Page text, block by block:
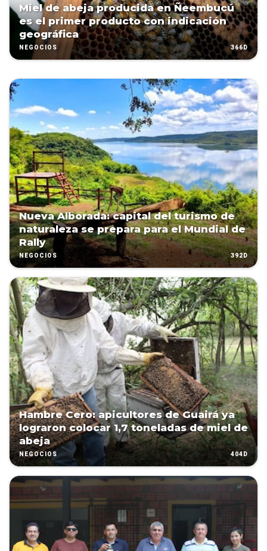
Miel de abeja producida en Ñeembucú
es el primer producto con indicación
geográfica
NEGOCIOS 366D
Nueva Alborada: capital del turismo de
naturaleza se prepara para el Mundial de
Rally
NEGOCIOS 392D
Hambre Cero: apicultores de Guairá ya
lograron colocar 1,7 toneladas de miel de
abeja
NEGOCIOS 404D